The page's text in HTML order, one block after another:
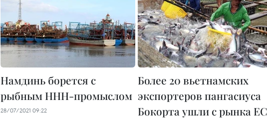
Намдинь борется с
рыбным ННН-промыслом
28/07/2021 09:22
Более 20 вьетнамских
экспортеров пангасиуса
Бокорта ушли с рынка ЕС